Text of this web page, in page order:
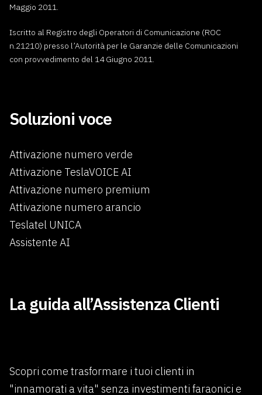
Maggio 2011.
Iscritto al Registro degli Operatori di Comunicazione (ROC
n.21210) presso l’Autorità per le Garanzie delle Comunicazioni
con provvedimento del 14 Giugno 2011.
Soluzioni voce
Attivazione numero verde
Attivazione TeslaVOICE AI
Attivazione numero premium
Attivazione numero arancio
Teslatel UNICA
Assistente AI
La guida all’Assistenza Clienti
Scopri come trasformare i tuoi clienti in
"innamorati a vita" senza investimenti faraonici e
Benvenuti in Teslatel.